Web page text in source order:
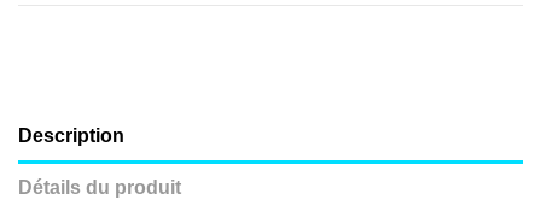
Description
Détails du produit